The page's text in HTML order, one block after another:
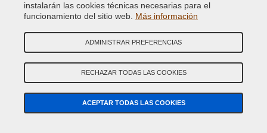
ELECTRIC BLUE X2253 JSA
Código de Color Original :997
Código de Producto: VC-BLVC-997
ELECTRIC BLUE X2253 (VEDI BLVC-997)
Código de Color Original :JSA
Código de Producto:VC-BLVC-JSA
instalarán las cookies técnicas necesarias para el
funcionamiento del sitio web. Más información
ADMINISTRAR PREFERENCIAS
RECHAZAR TODAS LAS COOKIES
ACEPTAR TODAS LAS COOKIES